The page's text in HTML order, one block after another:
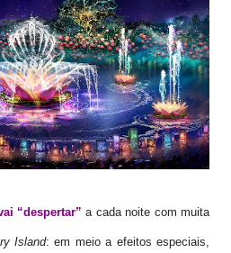
“despertar”a cada noite com muita
Island: em meio a efeitos especiais,